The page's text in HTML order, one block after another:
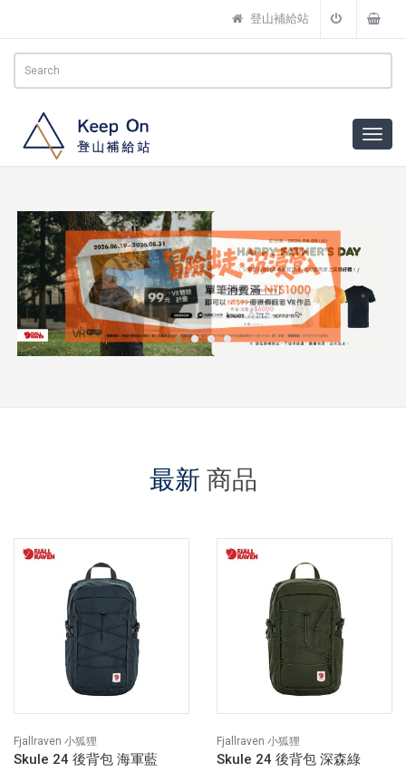
登山補給站
最新 商品
Fjallraven 小狐狸
Skule 24 後背包 海軍藍
Fjallraven 小狐狸
Skule 24 後背包 深森綠